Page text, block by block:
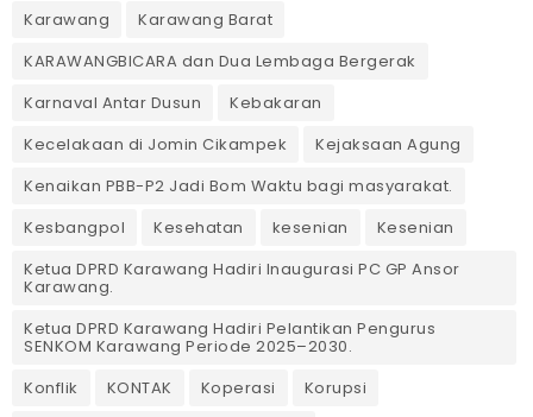
Karawang
Karawang Barat
KARAWANGBICARA dan Dua Lembaga Bergerak
Karnaval Antar Dusun
Kebakaran
Kecelakaan di Jomin Cikampek
Kejaksaan Agung
Kenaikan PBB-P2 Jadi Bom Waktu bagi masyarakat.
Kesbangpol
Kesehatan kesenian
Kesenian
Ketua DPRD Karawang Hadiri Inaugurasi PC GP Ansor
Karawang.
Ketua DPRD Karawang Hadiri Pelantikan Pengurus
SENKOM Karawang Periode 2025–2030. ‎
Konflik
KONTAK Koperasi
Korupsi